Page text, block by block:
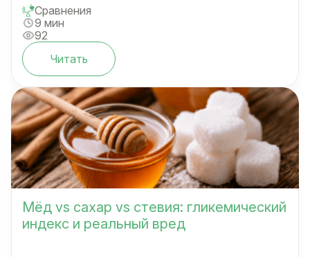
Сравнения
9 мин
92
Читать
Мёд vs сахар vs стевия: гликемический
индекс и реальный вред